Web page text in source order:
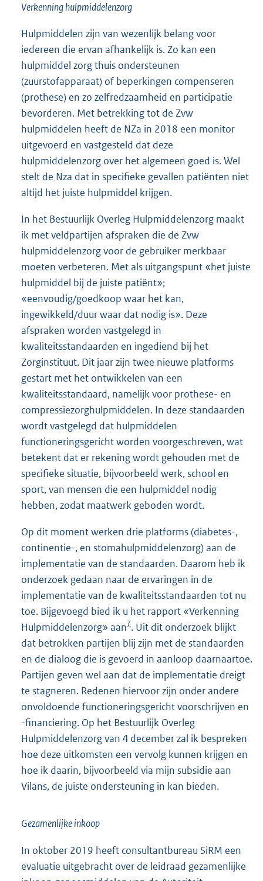
Verkenning hulpmiddelenzorg
Hulpmiddelen zijn van wezenlijk belang voor
iedereen die ervan afhankelijk is. Zo kan een
hulpmiddel zorg thuis ondersteunen
(zuurstofapparaat) of beperkingen compenseren
(prothese) en zo zelfredzaamheid en participatie
bevorderen. Met betrekking tot de Zvw
hulpmiddelen heeft de NZa in 2018 een monitor
uitgevoerd en vastgesteld dat deze
hulpmiddelenzorg over het algemeen goed is. Wel
stelt de Nza dat in specifieke gevallen patiënten niet
altijd het juiste hulpmiddel krijgen.
In het Bestuurlijk Overleg Hulpmiddelenzorg maakt
ik met veldpartijen afspraken die de Zvw
hulpmiddelenzorg voor de gebruiker merkbaar
moeten verbeteren. Met als uitgangspunt «het juiste
hulpmiddel bij de juiste patiënt»;
«eenvoudig/goedkoop waar het kan,
ingewikkeld/duur waar dat nodig is». Deze
afspraken worden vastgelegd in
kwaliteitsstandaarden en ingediend bij het
Zorginstituut. Dit jaar zijn twee nieuwe platforms
gestart met het ontwikkelen van een
kwaliteitsstandaard, namelijk voor prothese- en
compressiezorghulpmiddelen. In deze standaarden
wordt vastgelegd dat hulpmiddelen
functioneringsgericht worden voorgeschreven, wat
betekent dat er rekening wordt gehouden met de
specifieke situatie, bijvoorbeeld werk, school en
sport, van mensen die een hulpmiddel nodig
hebben, zodat maatwerk geboden wordt.
Op dit moment werken drie platforms (diabetes-,
continentie-, en stomahulpmiddelenzorg) aan de
implementatie van de standaarden. Daarom heb ik
onderzoek gedaan naar de ervaringen in de
implementatie van de kwaliteitsstandaarden tot nu
toe. Bijgevoegd bied ik u het rapport «Verkenning
Hulpmiddelenzorg» aan7. Uit dit onderzoek blijkt
dat betrokken partijen blij zijn met de standaarden
en de dialoog die is gevoerd in aanloop daarnaartoe.
Partijen geven wel aan dat de implementatie dreigt
te stagneren. Redenen hiervoor zijn onder andere
onvoldoende functioneringsgericht voorschrijven en
-financiering. Op het Bestuurlijk Overleg
Hulpmiddelenzorg van 4 december zal ik bespreken
hoe deze uitkomsten een vervolg kunnen krijgen en
hoe ik daarin, bijvoorbeeld via mijn subsidie aan
Vilans, de juiste ondersteuning in kan bieden.
Gezamenlijke inkoop
In oktober 2019 heeft consultantbureau SiRM een
evaluatie uitgebracht over de leidraad gezamenlijke